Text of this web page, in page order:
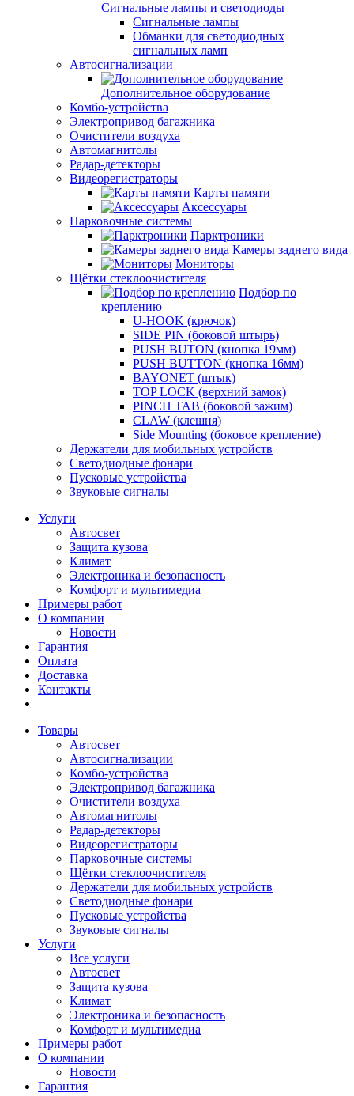
Cигнальные лампы и светодиоды
Сигнальные лампы
Обманки для светодиодных
сигнальных ламп
Автосигнализации
Дополнительное оборудование
Комбо-устройства
Электропривод багажника
Очистители воздуха
Автомагнитолы
Радар-детекторы
Видеорегистраторы
Карты памяти
Аксессуары
Парковочные системы
Парктроники
Камеры заднего вида
Мониторы
Щётки стеклоочистителя
Подбор по
креплению
U-HOOK (крючок)
SIDE PIN (боковой штырь)
PUSH BUTON (кнопка 19мм)
PUSH BUTTON (кнопка 16мм)
BAYONET (штык)
TOP LOCK (верхний замок)
PINCH TAB (боковой зажим)
CLAW (клешня)
Side Mounting (боковое крепление)
Держатели для мобильных устройств
Светодиодные фонари
Пусковые устройства
Звуковые сигналы
Услуги
Автосвет
Защита кузова
Климат
Электроника и безопасность
Комфорт и мультимедиа
Примеры работ
О компании
Новости
Гарантия
Оплата
Доставка
Контакты
Товары
Автосвет
Автосигнализации
Комбо-устройства
Электропривод багажника
Очистители воздуха
Автомагнитолы
Радар-детекторы
Видеорегистраторы
Парковочные системы
Щётки стеклоочистителя
Держатели для мобильных устройств
Светодиодные фонари
Пусковые устройства
Звуковые сигналы
Услуги
Все услуги
Автосвет
Защита кузова
Климат
Электроника и безопасность
Комфорт и мультимедиа
Примеры работ
О компании
Новости
Гарантия